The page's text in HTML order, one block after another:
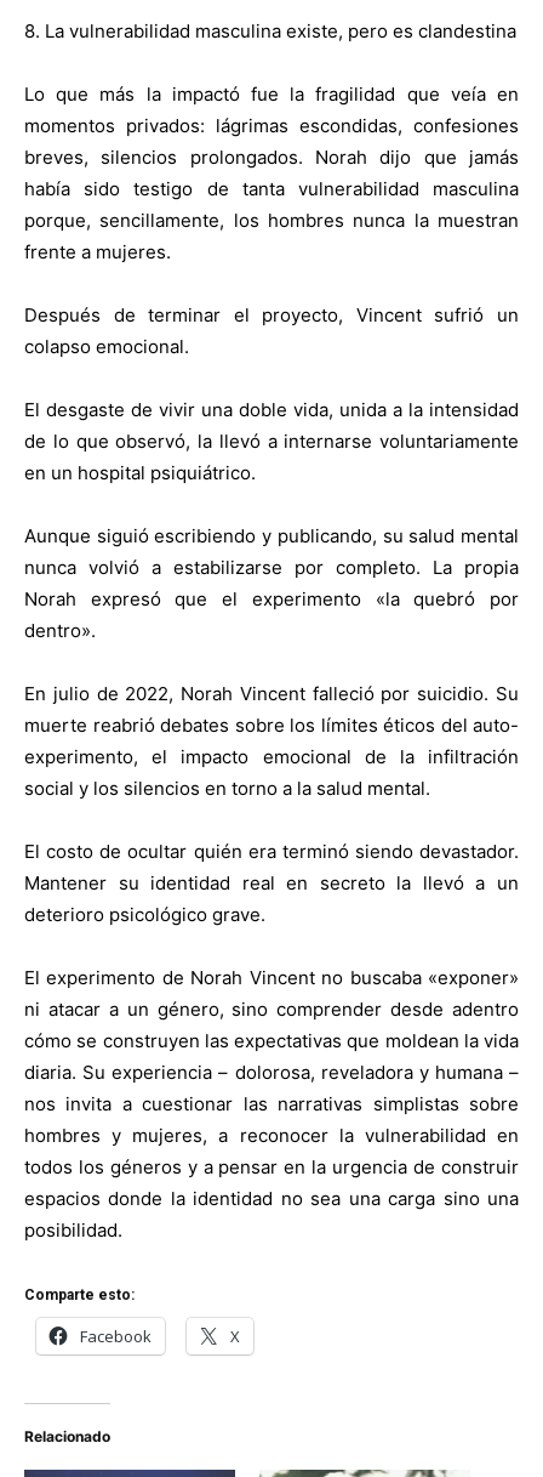
8. La vulnerabilidad masculina existe, pero es clandestina
Lo que más la impactó fue la fragilidad que veía en
momentos privados: lágrimas escondidas, confesiones
breves, silencios prolongados. Norah dijo que jamás
había sido testigo de tanta vulnerabilidad masculina
porque, sencillamente, los hombres nunca la muestran
frente a mujeres.
Después de terminar el proyecto, Vincent sufrió un
colapso emocional.
El desgaste de vivir una doble vida, unida a la intensidad
de lo que observó, la llevó a internarse voluntariamente
en un hospital psiquiátrico.
Aunque siguió escribiendo y publicando, su salud mental
nunca volvió a estabilizarse por completo. La propia
Norah expresó que el experimento «la quebró por
dentro».
En julio de 2022, Norah Vincent falleció por suicidio. Su
muerte reabrió debates sobre los límites éticos del auto-
experimento, el impacto emocional de la infiltración
social y los silencios en torno a la salud mental.
El costo de ocultar quién era terminó siendo devastador.
Mantener su identidad real en secreto la llevó a un
deterioro psicológico grave.
El experimento de Norah Vincent no buscaba «exponer»
ni atacar a un género, sino comprender desde adentro
cómo se construyen las expectativas que moldean la vida
diaria. Su experiencia – dolorosa, reveladora y humana –
nos invita a cuestionar las narrativas simplistas sobre
hombres y mujeres, a reconocer la vulnerabilidad en
todos los géneros y a pensar en la urgencia de construir
espacios donde la identidad no sea una carga sino una
posibilidad.
Comparte esto:
Facebook X
Relacionado